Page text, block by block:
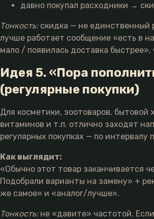
давно покупал расходники →
Тонкость:скидка — не единственный
лучше работает сообщение «есть в
мало / появилась доставка
Идея 5. «Пора
(регулярные покупки)
Для косметики, зоотоваров, бытовой
витаминов и т.п. отлично заходят
регулярных покупках — по интервалу
Как выглядит:
«Обычно этот товар заканчивается
Подобрали варианты на замену» +
же самое» и «аналог/лучше».
Тонкость:не «давите» частотой.